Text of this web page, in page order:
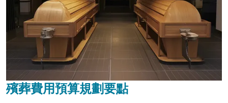
殯葬費用預算規劃要點